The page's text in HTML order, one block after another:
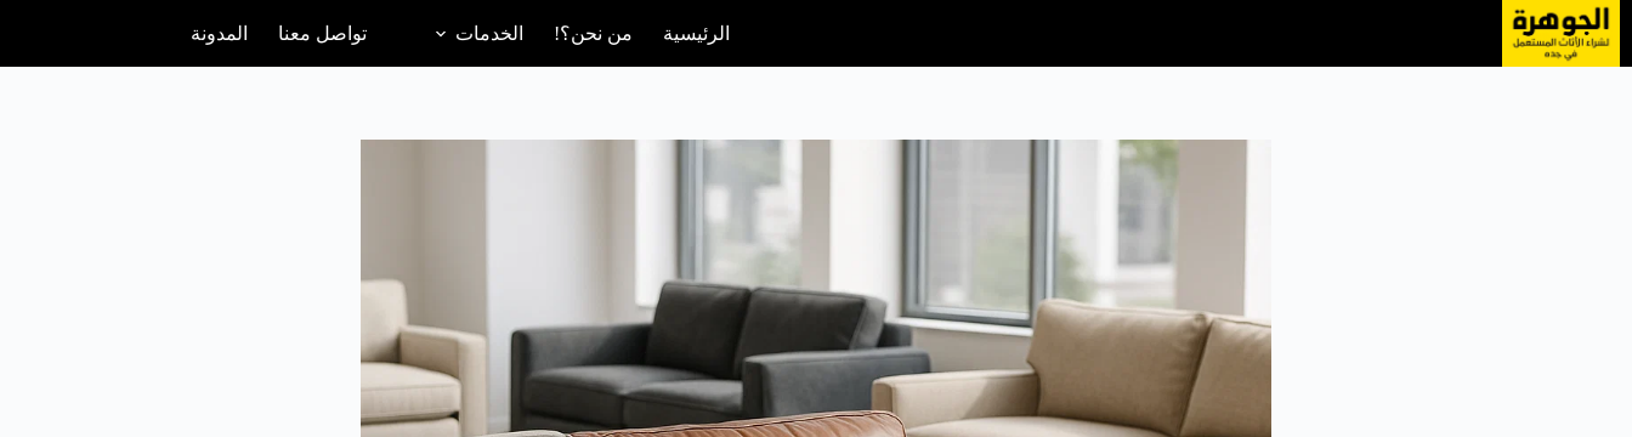
التجاوز
إلى
المحتوى
الرئيسية من نحن؟! الخدمات تواصل معنا المدونة